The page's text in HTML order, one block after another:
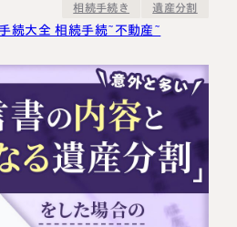
相続手続き 遺産分割
続大全 相続手続~不動産~